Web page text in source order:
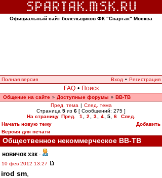
Официальный сайт болельщиков ФК "Спартак" Москва
Полная версия Вход • Регистрация
FAQ • Поиск
Общение на сайте » Доступные форумы » ВВ-ТВ
Пред. тема | След. тема
Страница 5 из 6 [ Сообщений: 275 ]
На страницу Пред. 1 2 3 4 5 6
След.
Начать новую тему
Добавить
Версия для печати
Общественное некоммерческое ВВ-ТВ
новичок хзк -
10 фев 2012 13:27
irod sm